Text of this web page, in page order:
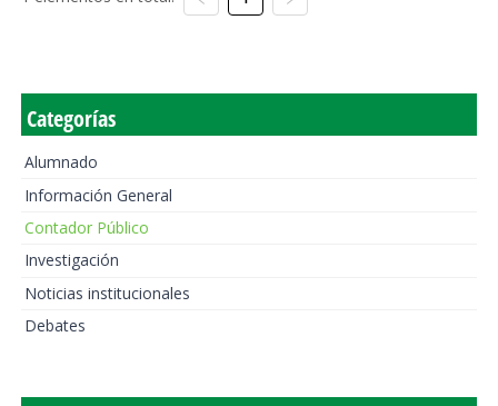
Categorías
Alumnado
Información General
Contador Público
Investigación
Noticias institucionales
Debates